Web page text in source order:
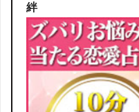
絆